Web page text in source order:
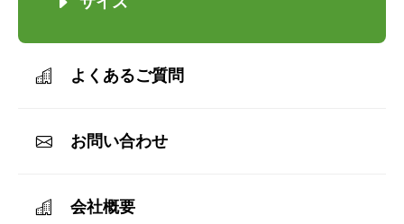
よくあるご質問
お問い合わせ
会社概要